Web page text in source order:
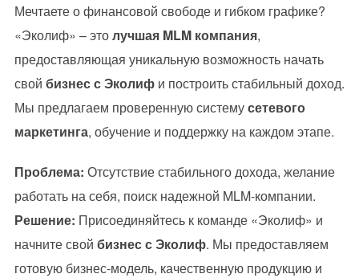
Мечтаете о финансовой свободе и гибком графике?
«Эколиф» – этолучшая MLM компания,
предоставляющая уникальную возможность начать
свой бизнес с Эколифи построить стабильный доход.
Мы предлагаем проверенную системусетевого
маркетинга, обучение и поддержку на каждом этапе.
Проблема: Отсутствие стабильного дохода, желание
работать на себя, поиск надежной MLM-компании.
Решение: Присоединяйтесь к команде «Эколиф» и
начните свой бизнес с Эколиф. Мы предоставляем
готовую бизнес-модель, качественную продукцию и